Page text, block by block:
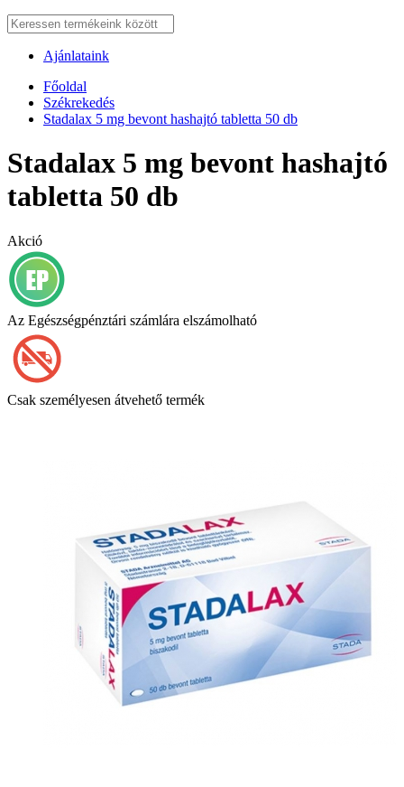
Ajánlataink
Főoldal
Székrekedés
Stadalax 5 mg bevont hashajtó tabletta 50 db
Stadalax 5 mg bevont hashajtó
tabletta 50 db
Akció
Az Egészségpénztári számlára elszámolható
Csak személyesen átvehető termék